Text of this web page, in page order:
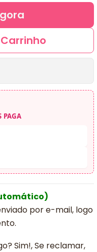
PAGA
por e-mail, logo
Sim!, Se reclamar,